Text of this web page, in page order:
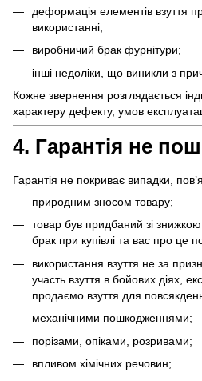
деформація елементів взуття
використанні;
виробничий брак фурнітури;
інші недоліки, що виникли з
Кожне звернення розглядається
характеру дефекту, умов
4. Гарантія не
Гарантія не покриває випадки,
природним зносом товару;
товар був придбаний зі
брак при купівлі та вас про це
використання взуття не за
участь взуття в бойових діях,
продаємо взуття для
механічними пошкодженнями;
порізами, опіками, розривами;
впливом хімічних речовин;